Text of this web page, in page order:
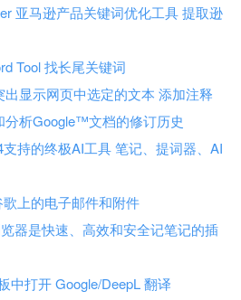
亚马逊产品关键词优化工具 提取逊
Tool 找长尾关键词
出显示网页中选定的文本 添加注释
分析Google™文档的修订历史
持的终极AI工具 笔记、提词器、AI
上的电子邮件和附件
器是快速、高效和安全记笔记的插
中打开 Google/DeepL 翻译